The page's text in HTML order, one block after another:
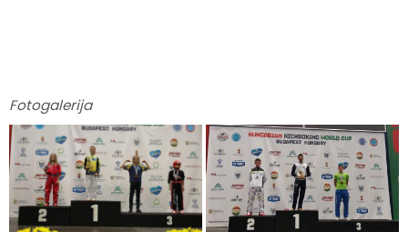
Fotogalerija